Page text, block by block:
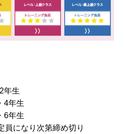
年生
4年生
6年生
になり次第締め切り